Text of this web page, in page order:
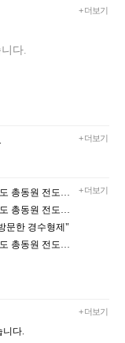
+ 더보기
다.
+ 더보기
+ 더보기
문한 경수형제"
+ 더보기
다.